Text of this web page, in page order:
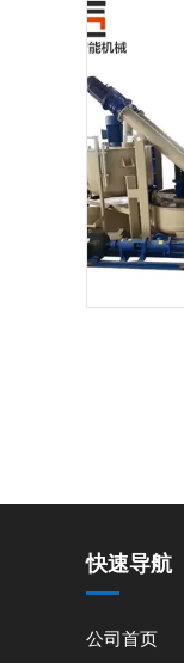
快速导航
公司首页